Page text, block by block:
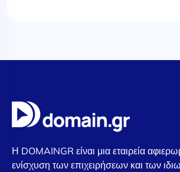
Η DOMAINGR είναι μια εταιρεία
ενίσχυση των επιχειρήσεων και των